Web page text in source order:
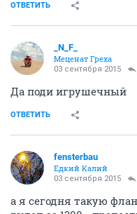
ОТВЕТИТЬ
_N_F_
Меценат Греха
03 сентября 2015
Да поди игрушечный
ОТВЕТИТЬ
fensterbau
Едкий Калий
03 сентября 2015
а я сегодня такую